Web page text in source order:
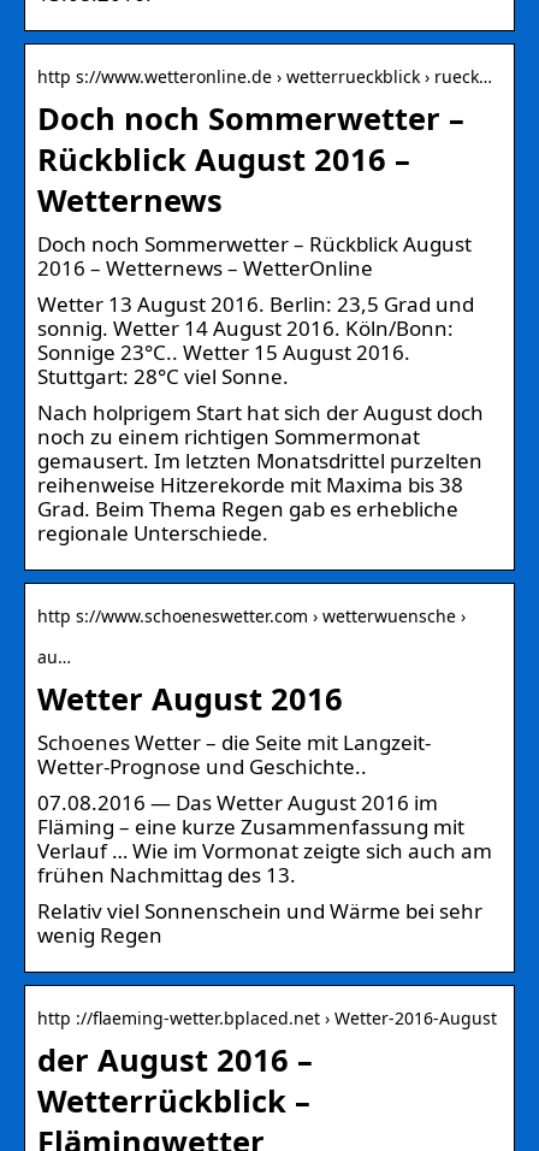
http s://www.wetteronline.de › wetterrueckblick › rueck…
Doch noch Sommerwetter –
Rückblick August 2016 –
Wetternews
Doch noch Sommerwetter – Rückblick August
2016 – Wetternews – WetterOnline
Wetter 13 August 2016. Berlin: 23,5 Grad und
sonnig. Wetter 14 August 2016. Köln/Bonn:
Sonnige 23°C.. Wetter 15 August 2016.
Stuttgart: 28°C viel Sonne.
Nach holprigem Start hat sich der August doch
noch zu einem richtigen Sommermonat
gemausert. Im letzten Monatsdrittel purzelten
reihenweise Hitzerekorde mit Maxima bis 38
Grad. Beim Thema Regen gab es erhebliche
regionale Unterschiede.
http s://www.schoeneswetter.com › wetterwuensche ›
au…
Wetter August 2016
Schoenes Wetter – die Seite mit Langzeit-
Wetter-Prognose und Geschichte..
07.08.2016 — Das Wetter August 2016 im
Fläming – eine kurze Zusammenfassung mit
Verlauf … Wie im Vormonat zeigte sich auch am
frühen Nachmittag des 13.
Relativ viel Sonnenschein und Wärme bei sehr
wenig Regen
http ://flaeming-wetter.bplaced.net › Wetter-2016-August
der August 2016 –
Wetterrückblick –
Flämingwetter